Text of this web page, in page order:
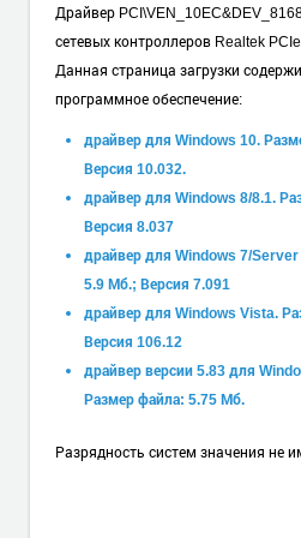
Драйвер
сетевых контроллеров Realtek PCIe
Данная страница загрузки
программное обеспечение:
драйвер для Windows 10.
Версия 10.032.
драйвер для Windows 8/8.1.
Версия 8.037
драйвер для Windows 7/
5.9 Мб.; Версия 7.091
драйвер для Windows Vista.
Версия 106.12
драйвер версии 5.83 для
Размер файла: 5.75 Мб.
Разрядность систем значения не